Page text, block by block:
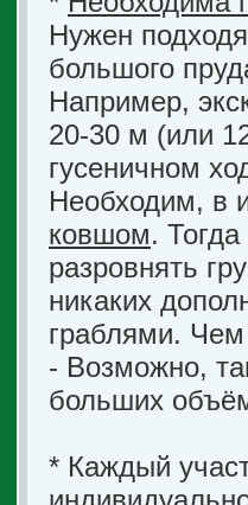
Нужен
большого
Например,
20-30 м (или
гусеничном
Необходим, в
ковшом.
разровнять
никаких
граблями.
- Возможно,
больших
* Каждый